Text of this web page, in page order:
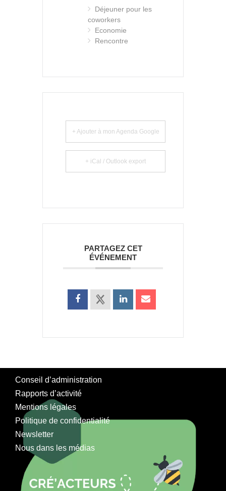
Déjeuner pour les
coworkers
Economie
Rencontre
+ Ajouter à mon Agenda Google
+ iCal / Outlook export
PARTAGEZ CET
ÉVÉNEMENT
Conseil d’administration
Rapports d’activité
Mentions légales
Politique de confidentialité
Newsletter
Nous dans les médias